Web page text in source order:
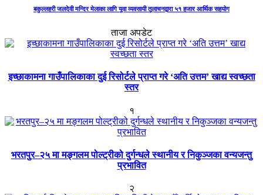
बकुल्लहरी जलदेवी मन्दिर मेलाका लागि यूवा व्यवसायी तूलाचनद्वारा ५१ हजार आर्थिक सहयोग
ताजा अपडेट
इच्छाकामना गाउँपालिकाका दुई रिसोर्टले प्राप्त गरे ‘अति उत्तम’ खाद्य स्वच्छता
स्तर
१
भरतपुर–२५ मा मङ्गलम पोल्ट्रीको दुर्गन्धले स्थानीय र निकुञ्जका वन्यजन्तु
प्रभावित
२